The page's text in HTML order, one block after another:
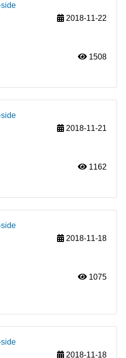
2018-11-22
1508
2018-11-21
1162
2018-11-18
1075
2018-11-18